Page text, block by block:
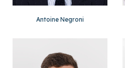
Antoine Negroni